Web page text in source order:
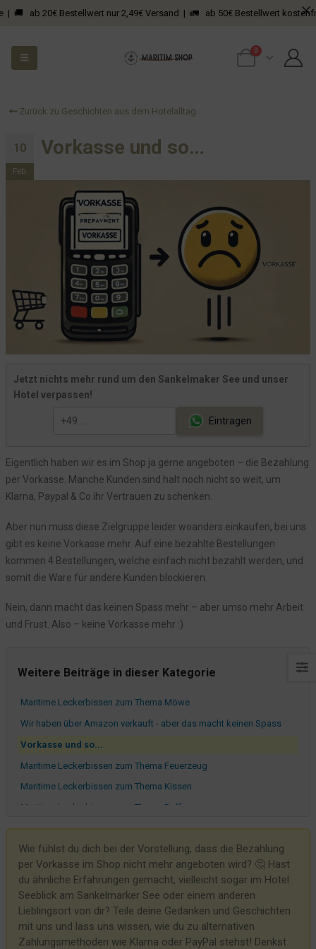
20€ Bestellwert nur 2,49€ Versand | 🚛 ab 50€ Bestellwert
0
Zurück zu Geschichten aus dem Hotelalltag
10
Feb.
Vorkasse und so…
Jetzt nichts mehr rund um den Sankelmaker See und unser
Hotel verpassen!
Eintragen
Eigentlich haben wir es im Shop ja gerne angeboten – die Bezahlung
per Vorkasse. Manche Kunden sind halt noch nicht so weit, um
Klarna, Paypal & Co ihr Vertrauen zu schenken.
Aber nun muss diese Zielgruppe leider woanders einkaufen, bei uns
gibt es keine Vorkasse mehr. Auf eine bezahlte Bestellungen
kommen 4 Bestellungen, welche einfach nicht bezahlt werden, und
somit die Ware für andere Kunden blockieren.
Nein, dann macht das keinen Spass mehr – aber umso mehr Arbeit
und Frust. Also – keine Vorkasse mehr :)
Weitere Beiträge in dieser Kategorie
Maritime Leckerbissen zum Thema Möwe
Wir haben über Amazon verkauft - aber das macht keinen Spass
Vorkasse und so...
Maritime Leckerbissen zum Thema Feuerzeug
Maritime Leckerbissen zum Thema Kissen
Maritime Leckerbissen zum Thema Delfin
Try and Error im Maritimshop?
Entdecke unsere maritimen Mützen und Beanies: Stilvoll und Warm
durch den Herbst und Winter
Zahlreiche Neuheiten in unserem maritimen Shop - jetzt kannst Du
30% sparen!
Die Krux mit dem Warenkorb von Woocommerce
Der Deko-Trend 2024 - Laufenten aus Bambus
Wie fühlst du dich bei der Vorstellung, dass die Bezahlung
per Vorkasse im Shop nicht mehr angeboten wird? 🤔 Hast
du ähnliche Erfahrungen gemacht, vielleicht sogar im Hotel
Seeblick am Sankelmarker See oder einem anderen
Lieblingsort von dir? Teile deine Gedanken und Geschichten
mit uns und lass uns wissen, wie du zu alternativen
Zahlungsmethoden wie Klarna oder PayPal stehst! Denkst